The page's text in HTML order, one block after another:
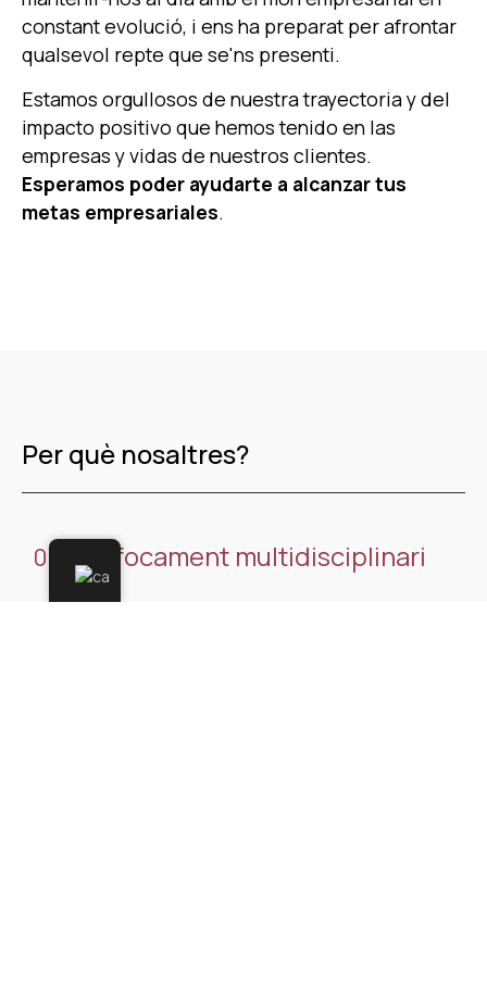
constant evolució, i ens ha preparat per afrontar
qualsevol repte que se'ns presenti.
Estamos orgullosos de nuestra trayectoria y del
impacto positivo que hemos tenido en las
empresas y vidas de nuestros clientes.
Esperamos poder ayudarte a alcanzar tus
metas empresariales.
Per què nosaltres?
01. Enfocament multidisciplinari